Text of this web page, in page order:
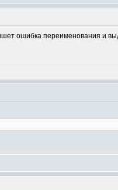
ошибка переименования и